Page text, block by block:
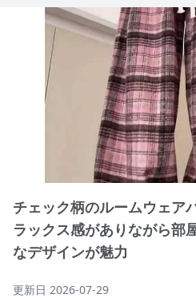
チェック柄のルームウェア
ラックス感がありながら部
なデザインが魅力
更新日 2026-07-29